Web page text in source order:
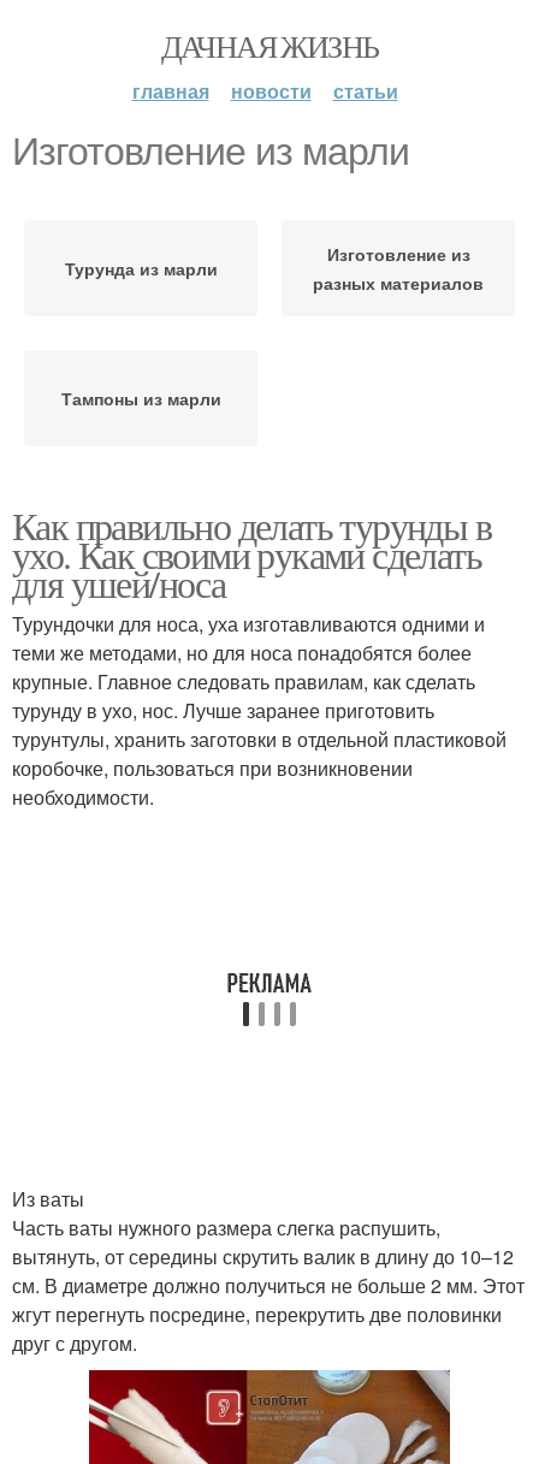
ДАЧНАЯ ЖИЗНЬ
главная новости статьи
Изготовление из марли
Турунда из марли
Изготовление из
разных материалов
Тампоны из марли
Как правильно делать турунды в
ухо. Как своими руками сделать
для ушей/носа
Турундочки для носа, уха изготавливаются одними и
теми же методами, но для носа понадобятся более
крупные. Главное следовать правилам, как сделать
турунду в ухо, нос. Лучше заранее приготовить
турунтулы, хранить заготовки в отдельной пластиковой
коробочке, пользоваться при возникновении
необходимости.
Из ваты
Часть ваты нужного размера слегка распушить,
вытянуть, от середины скрутить валик в длину до 10–12
см. В диаметре должно получиться не больше 2 мм. Этот
жгут перегнуть посредине, перекрутить две половинки
друг с другом.